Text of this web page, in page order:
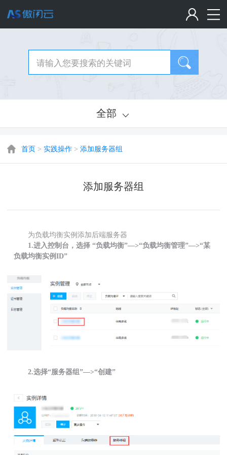
全部
首页 > 实践操作 > 添加服务器组
添加服务器组
为负载均衡实例添加后端服务器
1.进入控制台，选择 “负载均衡”—>“负载均衡管理”—>“某
负载均衡实例ID”
2.选择“服务器组”—>“创建”